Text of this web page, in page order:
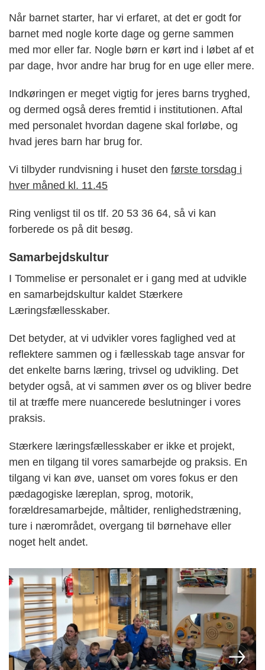
Når barnet starter, har vi erfaret, at det er godt for
barnet med nogle korte dage og gerne sammen
med mor eller far. Nogle børn er kørt ind i løbet af et
par dage, hvor andre har brug for en uge eller mere.
Indkøringen er meget vigtig for jeres barns tryghed,
og dermed også deres fremtid i institutionen. Aftal
med personalet hvordan dagene skal forløbe, og
hvad jeres barn har brug for.
Vi tilbyder rundvisning i huset den første torsdag i
hver måned kl. 11.45
Ring venligst til os tlf. 20 53 36 64, så vi kan
forberede os på dit besøg.
Samarbejdskultur
I Tommelise er personalet er i gang med at udvikle
en samarbejdskultur kaldet Stærkere
Læringsfællesskaber.
Det betyder, at vi udvikler vores faglighed ved at
reflektere sammen og i fællesskab tage ansvar for
det enkelte barns læring, trivsel og udvikling. Det
betyder også, at vi sammen øver os og bliver bedre
til at træffe mere nuancerede beslutninger i vores
praksis.
Stærkere læringsfællesskaber er ikke et projekt,
men en tilgang til vores samarbejde og praksis. En
tilgang vi kan øve, uanset om vores fokus er den
pædagogiske læreplan, sprog, motorik,
forældresamarbejde, måltider, renlighedstræning,
ture i nærområdet, overgang til børnehave eller
noget helt andet.